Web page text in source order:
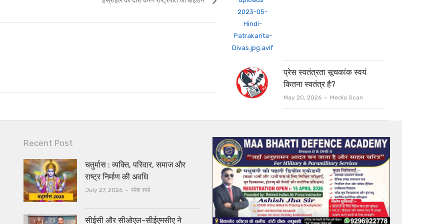
प्रेस स्वतंत्रता सूचकांक स्वयं
कितना स्वतंत्र है?
May 20, 2026 Author
Media Scan
Recent Post
चतुर्मास : व्यक्ति, परिवार, समाज और
राष्ट्र निर्माण की अवधि
July 27, 2026 Author
रमेश शर्मा
सीईसी और सीओएल-सीईएमसीए ने